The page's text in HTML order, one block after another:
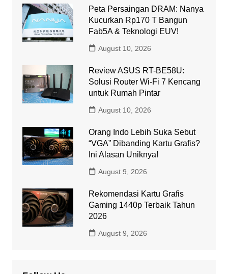
Peta Persaingan DRAM: Nanya
Kucurkan Rp170 T Bangun
Fab5A & Teknologi EUV!
August 10, 2026
Review ASUS RT-BE58U:
Solusi Router Wi-Fi 7 Kencang
untuk Rumah Pintar
August 10, 2026
Orang Indo Lebih Suka Sebut
“VGA” Dibanding Kartu Grafis?
Ini Alasan Uniknya!
August 9, 2026
Rekomendasi Kartu Grafis
Gaming 1440p Terbaik Tahun
2026
August 9, 2026